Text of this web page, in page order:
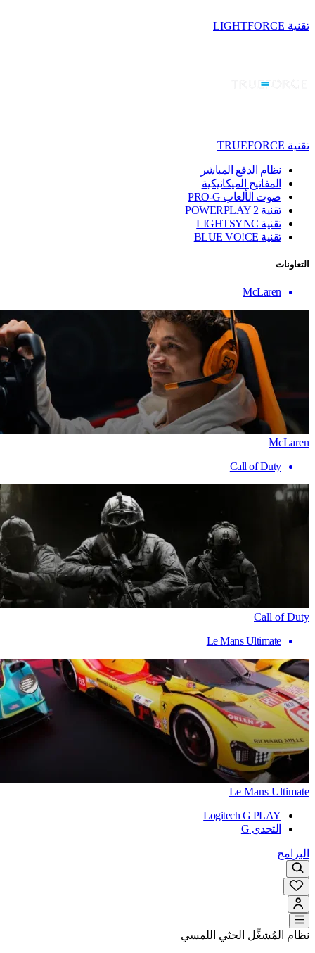
تقنية LIGHTFORCE
تقنية TRUEFORCE
نظام الدفع المباشر
المفاتيح الميكانيكية
صوت الألعاب PRO-G
تقنية ‏POWERPLAY 2
تقنية LIGHTSYNC
تقنية BLUE VO!CE
التعاونات
McLaren
McLaren
Call of Duty
Call of Duty
Le Mans Ultimate
Le Mans Ultimate
Logitech G PLAY
التحدي G
البرامج
نظام المُشغِّل الحثي اللمسي